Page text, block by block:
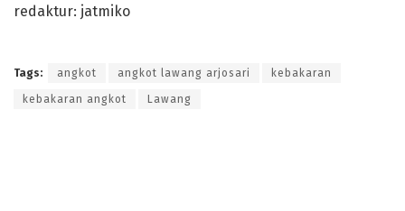
redaktur: jatmiko
Tags: angkot angkot lawang arjosari kebakaran
kebakaran angkot Lawang